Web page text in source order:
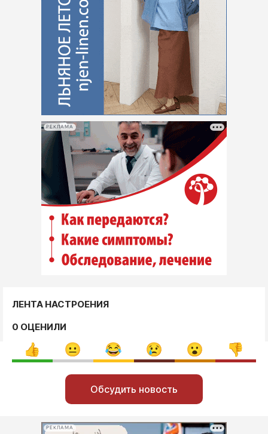
РЕКЛАМА
ЛЕНТА НАСТРОЕНИЯ
0 ОЦЕНИЛИ
Обсудить новость
РЕКЛАМА